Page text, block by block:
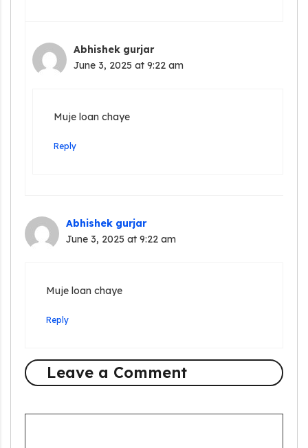
Abhishek gurjar
June 3, 2025 at 9:22 am
Muje loan chaye
Reply
Abhishek gurjar
June 3, 2025 at 9:22 am
Muje loan chaye
Reply
Leave a Comment